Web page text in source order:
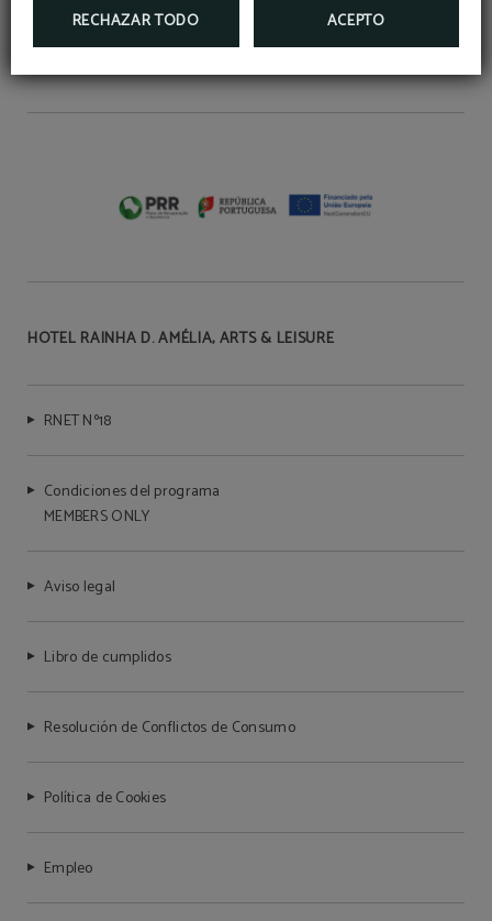
RECHAZAR TODO ACEPTO
GDS: Amadeus: OPO047 Galileo: 56071
HOTEL RAINHA D. AMÉLIA, ARTS & LEISURE
RNET Nº18
Condiciones del programa
MEMBERS ONLY
Aviso legal
Libro de cumplidos
Resolución de Conflictos de Consumo
Política de Cookies
Empleo